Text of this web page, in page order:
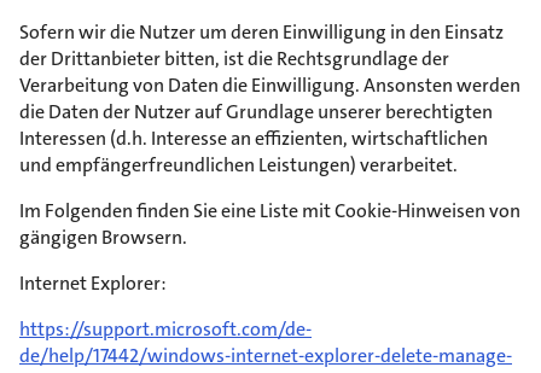
Sofern wir die Nutzer um deren Einwilligung in den Einsatz
der Drittanbieter bitten, ist die Rechtsgrundlage der
Verarbeitung von Daten die Einwilligung. Ansonsten werden
die Daten der Nutzer auf Grundlage unserer berechtigten
Interessen (d.h. Interesse an effizienten, wirtschaftlichen
und empfängerfreundlichen Leistungen) verarbeitet.
Im Folgenden finden Sie eine Liste mit Cookie-Hinweisen von
gängigen Browsern.
Internet Explorer:
https://support.microsoft.com/de-
de/help/17442/windows-internet-explorer-delete-manage-